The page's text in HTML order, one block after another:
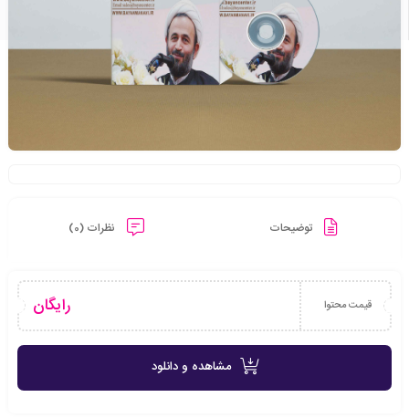
توضیحات نظرات (0)
قیمت محتوا رایگان
مشاهده و دانلود